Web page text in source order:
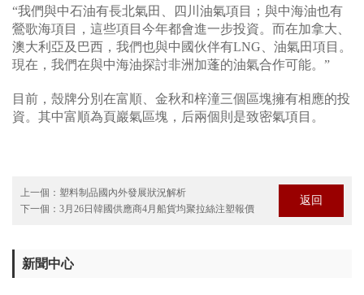
“我們與中石油有長北氣田、四川油氣項目；與中海油也有
鶯歌海項目，這些項目今年都會進一步投資。而在加拿大、
澳大利亞及巴西，我們也與中國伙伴有LNG、油氣田項目。
現在，我們在與中海油探討非洲加蓬的油氣合作可能。”
目前，殼牌分別在富順、金秋和梓潼三個區塊擁有相應的投
資。其中富順為頁巖氣區塊，后兩個則是致密氣項目。
上一個： 塑料制品國內外發展狀況解析
下一個： 3月26日韓國供應商4月船貨均聚拉絲注塑報價
返回
新聞中心